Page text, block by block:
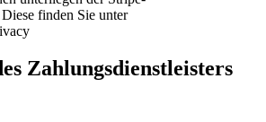
finden Sie unter
Zahlungsdienstleisters